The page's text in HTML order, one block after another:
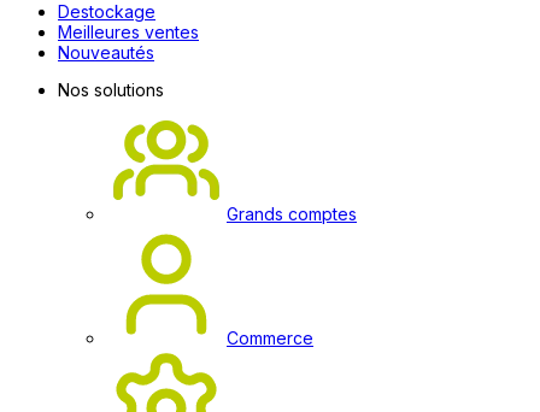
Destockage
Meilleures ventes
Nouveautés
Nos solutions
Grands comptes
Commerce